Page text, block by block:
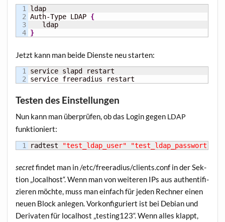
1
2
3
ldap
Auth-Type LDAP {
}
Jetzt kann man bei­de Diens­te neu starten:
1
service slapd restart
service freeradius restart
Testen des Einstellungen
Nun kann man über­prü­fen, ob das Log­in gegen LDAP
funktioniert:
radtest "test_ldap_user" "test_ldap_passwort"
secretfin­det man in /etc/freeradius/clients.conf in der Sek­
ti­on „local­host“. Wenn man von wei­te­ren IPs aus authen­ti­fi­
zie­ren möch­te, muss man ein­fach für jeden Rech­ner einen
neu­en Block anle­gen. Vor­kon­fi­gu­riert ist bei Debi­an und
Deri­va­ten für local­host „testing123“. Wenn alles klappt,